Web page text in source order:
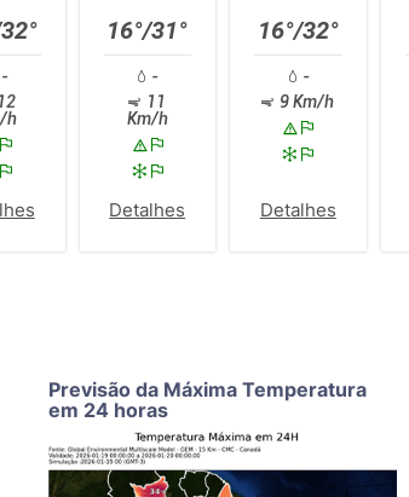
-
12
h
16°/31°
-
11
Km/h
Detalhes
16°/32°
-
9 Km/h
Detalhes
Previsão da Máxima Temperatura
em 24 horas